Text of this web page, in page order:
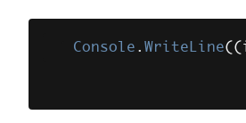
Console . WriteLine((